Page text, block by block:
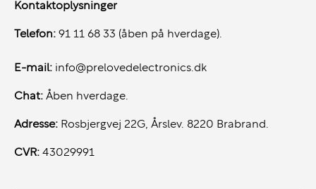
Kontaktoplysninger
Telefon: 91 11 68 33 (åben på hverdage).
E-mail: info@prelovedelectronics.dk
Chat: Åben hverdage.
Adresse: Rosbjergvej 22G, Årslev. 8220 Brabrand.
CVR: 43029991